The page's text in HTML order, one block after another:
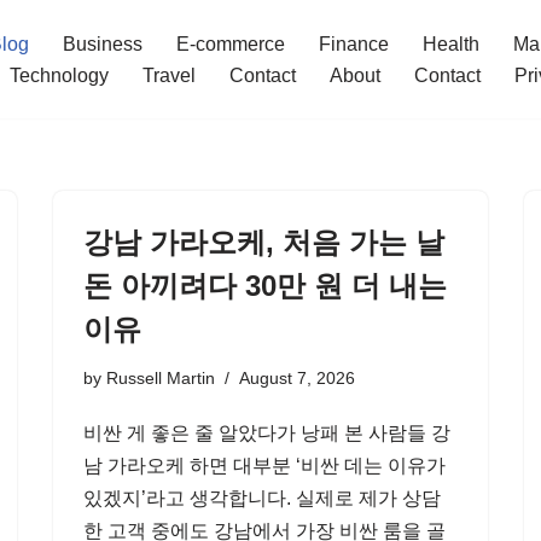
Business E-commerce Finance Health
Technology
Travel Contact About Contact
강남 가라오케, 처음 가는 날
돈 아끼려다 30만 원 더 내는
이유
by Russell Martin August 7, 2026
비싼 게 좋은 줄 알았다가 낭패 본 사람들 강
남 가라오케 하면 대부분 ‘비싼 데는 이유가
있겠지’라고 생각합니다. 실제로 제가 상담
한 고객 중에도 강남에서 가장 비싼 룸을 골